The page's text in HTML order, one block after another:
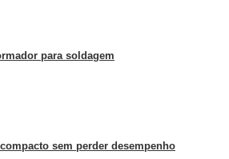
para soldagem
sem perder desempenho